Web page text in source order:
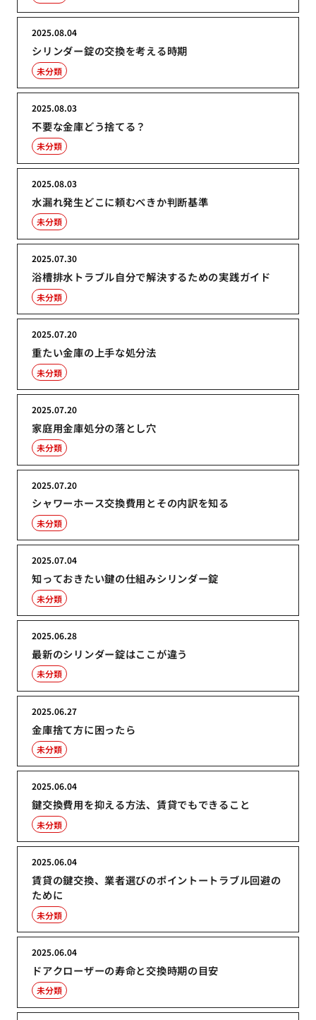
シリンダー錠の交換を考える時期
2025.08.04
未分類
不要な金庫どう捨てる？
2025.08.03
未分類
水漏れ発生どこに頼むべきか判断基準
2025.08.03
未分類
浴槽排水トラブル自分で解決するための実践ガイド
2025.07.30
未分類
重たい金庫の上手な処分法
2025.07.20
未分類
家庭用金庫処分の落とし穴
2025.07.20
未分類
シャワーホース交換費用とその内訳を知る
2025.07.20
未分類
知っておきたい鍵の仕組みシリンダー錠
2025.07.04
未分類
最新のシリンダー錠はここが違う
2025.06.28
未分類
金庫捨て方に困ったら
2025.06.27
未分類
鍵交換費用を抑える方法、賃貸でもできること
2025.06.04
未分類
賃貸の鍵交換、業者選びのポイントートラブル回避の
ために
2025.06.04
未分類
ドアクローザーの寿命と交換時期の目安
2025.06.04
未分類